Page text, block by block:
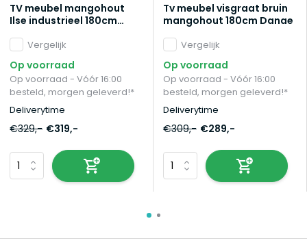
TV meubel mangohout
Ilse industrieel 180cm
mango
Vergelijk
Op voorraad
Op voorraad - Vóór 16:00
besteld, morgen geleverd!*
Deliverytime
€329,- €319,-
Tv meubel visgraat bruin
mangohout 180cm Danae
Vergelijk
Op voorraad
Op voorraad - Vóór 16:00
besteld, morgen geleverd!*
Deliverytime
€309,- €289,-